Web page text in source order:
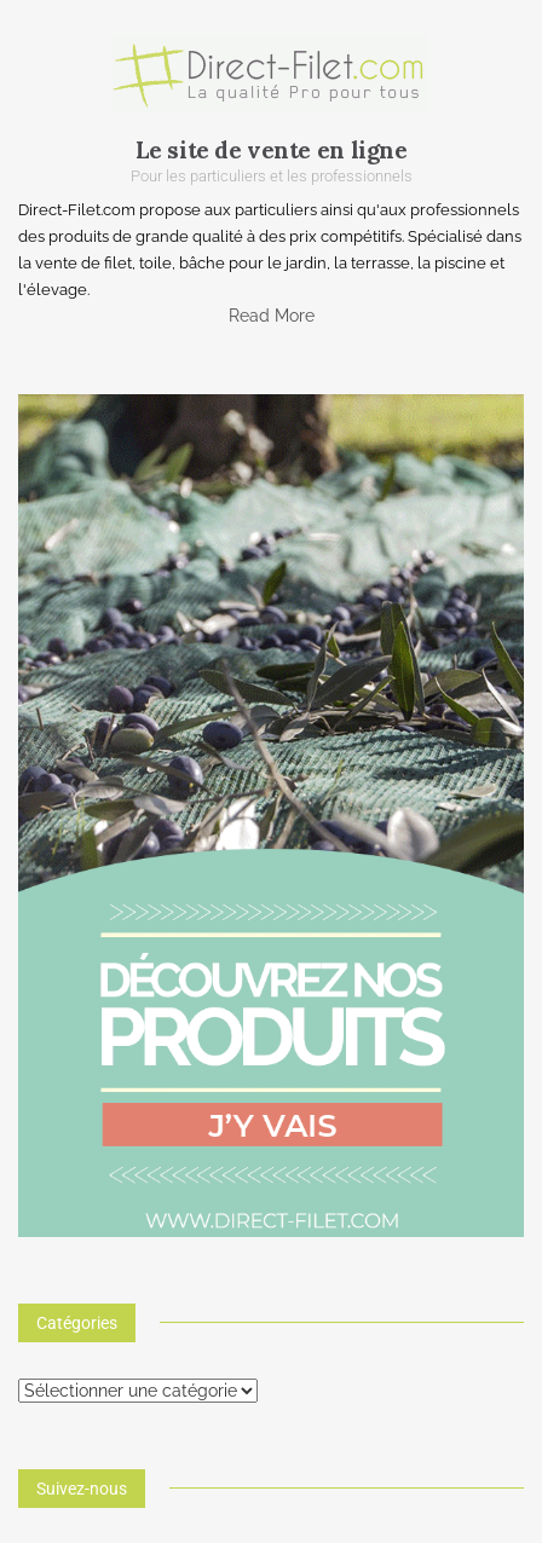
Le site de vente en ligne
Pour les particuliers et les professionnels
Direct-Filet.com propose aux particuliers ainsi qu'aux professionnels
des produits de grande qualité à des prix compétitifs. Spécialisé dans
la vente de filet, toile, bâche pour le jardin, la terrasse, la piscine et
l'élevage.
Read More
Catégories
Suivez-nous